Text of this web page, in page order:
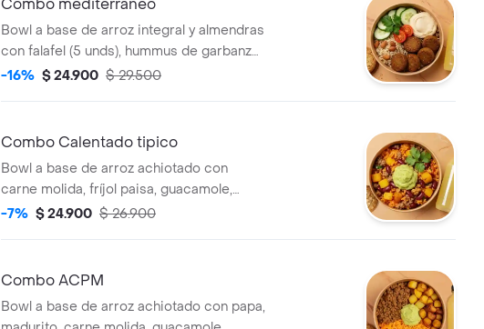
Combo mediterraneo
Bowl a base de arroz integral y almendras
con falafel (5 unds), hummus de garbanzo,
tomate, pepino, perejil, limón, vinagreta,
-16% $ 24.900 $ 29.500
Combo Calentado tipico
Bowl a base de arroz achiotado con
carne molida, fríjol paisa, guacamole,
papa, cilantro, galleta y bebida a elección.
-7% $ 24.900 $ 26.900
Combo ACPM
Bowl a base de arroz achiotado con papa,